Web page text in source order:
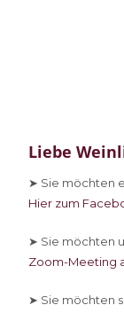
Liebe
➤ Sie möchten
Hier zum
➤ Sie möchten
Zoom-Meeting
➤ Sie möchten